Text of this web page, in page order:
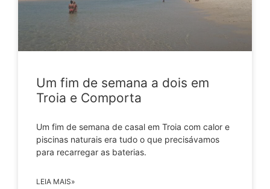
Um fim de semana a dois em
Troia e Comporta
Um fim de semana de casal em Troia com calor e
piscinas naturais era tudo o que precisávamos
para recarregar as baterias.
LEIA MAIS»